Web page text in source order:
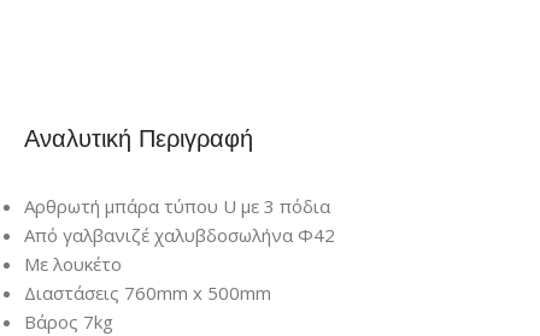
Αναλυτική Περιγραφή
Αρθρωτή μπάρα τύπου U με 3 πόδια
Από γαλβανιζέ χαλυβδοσωλήνα Φ42
Με λουκέτο
Διαστάσεις 760mm x 500mm
Βάρος 7kg